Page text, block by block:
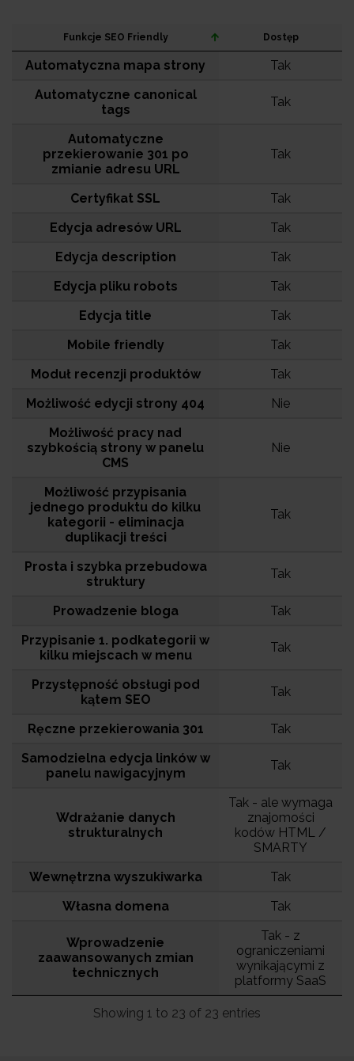
Funkcje SEO Friendly Dostęp
Automatyczna mapa strony
Tak
Automatyczne canonical
tags
Tak
Automatyczne
przekierowanie 301 po
zmianie adresu URL
Tak
Certyfikat SSL
Tak
Edycja adresów URL
Tak
Edycja description
Tak
Edycja pliku robots
Tak
Edycja title
Tak
Mobile friendly
Tak
Moduł recenzji produktów
Tak
Możliwość edycji strony 404
Nie
Możliwość pracy nad
szybkością strony w panelu
CMS
Nie
Możliwość przypisania
jednego produktu do kilku
kategorii - eliminacja
duplikacji treści
Tak
Prosta i szybka przebudowa
struktury
Tak
Prowadzenie bloga
Tak
Przypisanie 1. podkategorii w
kilku miejscach w menu
Tak
Przystępność obsługi pod
kątem SEO
Tak
Ręczne przekierowania 301
Tak
Samodzielna edycja linków w
panelu nawigacyjnym
Tak
Wdrażanie danych
strukturalnych
Tak - ale wymaga
znajomości
kodów HTML /
SMARTY
Wewnętrzna wyszukiwarka
Tak
Własna domena
Tak
Wprowadzenie
zaawansowanych zmian
technicznych
Tak - z
ograniczeniami
wynikającymi z
platformy SaaS
Showing 1 to 23 of 23 entries